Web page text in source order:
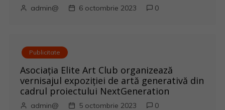
admin@ 6 octombrie 2023 0
Publicitate
Asociația Elite Art Club organizează
vernisajul expoziției de artă generativă din
cadrul proiectului NextGeneration
admin@ 5 octombrie 2023 0